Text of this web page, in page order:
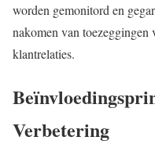
worden gemonitord en
nakomen van toezeggingen
klantrelaties.
Verbetering